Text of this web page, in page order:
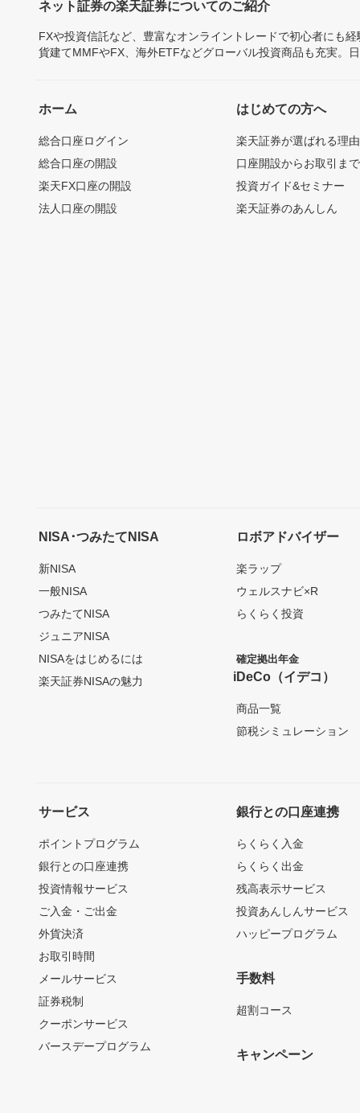
ネット証券の楽天証券についてのご紹介
FXや投資信託など、豊富なオンライントレードで初心者にも
貨建てMMFやFX、海外ETFなどグローバル投資商品も充実。
ホーム
総合口座ログイン
総合口座の開設
楽天FX口座の開設
法人口座の開設
はじめての方へ
楽天証券が選ばれる理由
口座開設からお取引ま
投資ガイド&セミナー
楽天証券のあんしん
NISA･つみたてNISA
新NISA
一般NISA
つみたてNISA
ジュニアNISA
NISAをはじめるには
楽天証券NISAの魅力
ロボアドバイザー
楽ラップ
ウェルスナビ×R
らくらく投資
確定拠出年金
iDeCo（イデコ）
商品一覧
節税シミュレーション
サービス
ポイントプログラム
銀行との口座連携
投資情報サービス
ご入金・ご出金
外貨決済
お取引時間
メールサービス
証券税制
クーポンサービス
バースデープログラム
銀行との口座連携
らくらく入金
らくらく出金
残高表示サービス
投資あんしんサービス
ハッピープログラム
手数料
超割コース
キャンペーン